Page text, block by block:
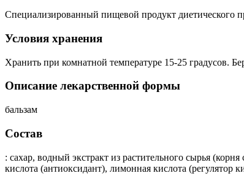
Специализированный пищевой продукт диетического
Условия хранения
Хранить при комнатной температуре 15-25 градусов.
Описание лекарственной формы
бальзам
Состав
: сахар, водный экстракт из растительного сырья
кислота (антиоксидант), лимонная кислота (регулятор